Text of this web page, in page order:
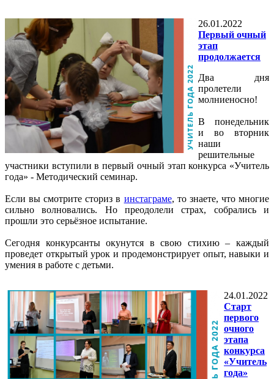
26.01.2022
Первый очный
этап
продолжается
Два дня
пролетели
молниеносно!
В понедельник
и во вторник
наши
решительные
участники вступили в первый очный этап конкурса «Учитель
года» - Методический семинар.
Если вы смотрите сториз в инстаграме, то знаете, что многие
сильно волновались. Но преодолели страх, собрались и
прошли это серьёзное испытание.
Сегодня конкурсанты окунутся в свою стихию – каждый
проведет открытый урок и продемонстрирует опыт, навыки и
умения в работе с детьми.
24.01.2022
Старт
первого
очного
этапа
конкурса
«Учитель
года»